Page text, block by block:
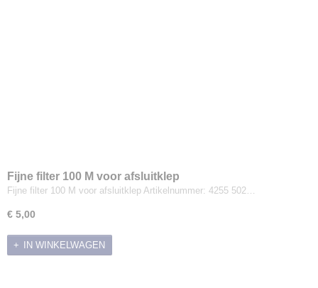
Fijne filter 100 M voor afsluitklep
Fijne filter 100 M voor afsluitklep Artikelnummer: 4255 502…
€ 5,00
IN WINKELWAGEN